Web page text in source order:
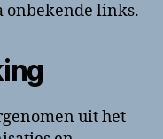
onbekende links.
uit het